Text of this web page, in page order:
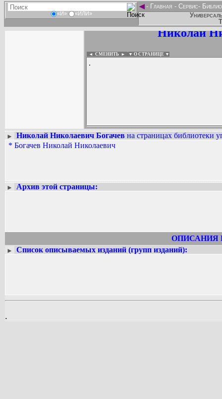
«И» «ИЛИ»
◄- Главная - Сервис-
Николай
◄ СМЕНИТЬ ► ▼ О СТРАНИЦЕ ▼
.
Вадим Ершов...
► Николай Николаевич Богачев на страницах библиотеки
* Богачев Николай Николаевич
► Архив этой страницы:
ОПИСАНИЯ
► Список описываемых изданий (групп изданий):
.